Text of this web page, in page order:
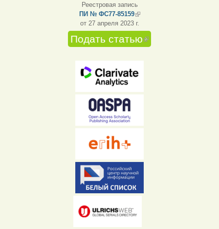
Реестровая запись
ПИ № ФС77-85159(внешняя ссылка)
от 27 апреля 2023 г.
Подать статью